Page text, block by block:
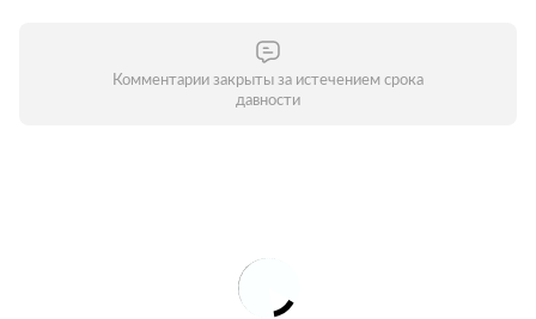
Комментарии закрыты за истечением срока
давности